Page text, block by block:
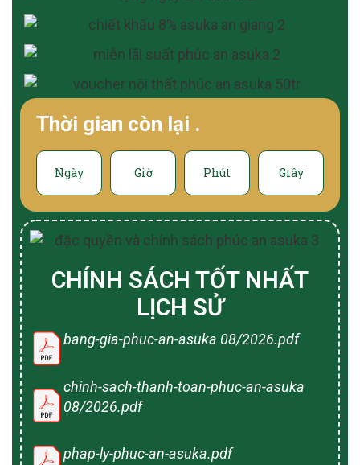
Thời gian còn lại .
Ngày Giờ Phút Giây
CHÍNH SÁCH TỐT NHẤT
LỊCH SỬ
bang-gia-phuc-an-asuka 08/2026.pdf
chinh-sach-thanh-toan-phuc-an-asuka
08/2026.pdf
phap-ly-phuc-an-asuka.pdf